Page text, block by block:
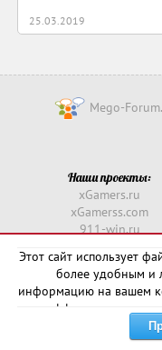
25.03.2019
Mego-
Наши проекты:
xGamers.ru
xGamerss.com
911-win.ru
Этот сайт использует
более удобным и
информацию на вашем
эффективность и
некоторых случаях